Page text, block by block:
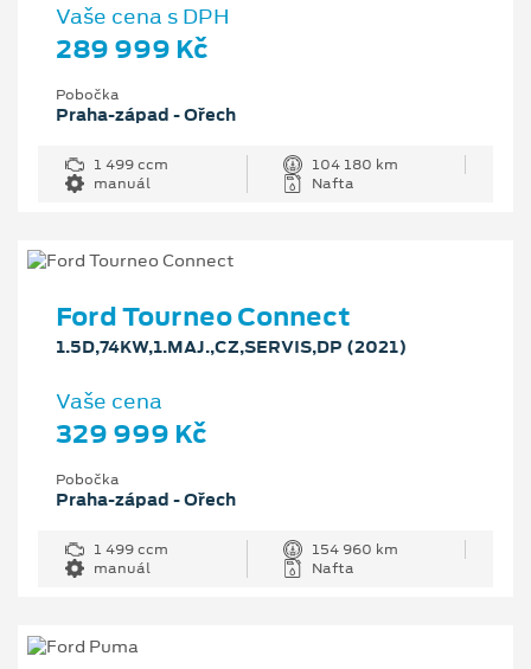
Vaše cena s DPH
289 999 Kč
Pobočka
Praha-západ - Ořech
1 499 ccm
104 180 km
manuál
Nafta
Ford Tourneo Connect
1.5D,74KW,1.MAJ.,CZ,SERVIS,DP (2021)
Vaše cena
329 999 Kč
Pobočka
Praha-západ - Ořech
1 499 ccm
154 960 km
manuál
Nafta